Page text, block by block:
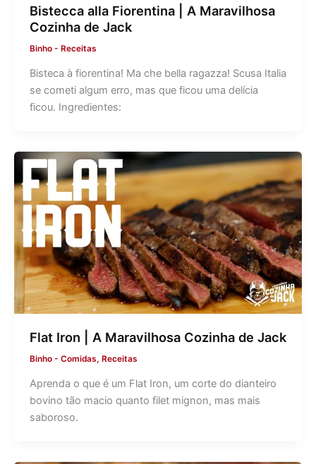
Bistecca alla Fiorentina | A Maravilhosa
Cozinha de Jack
Binho - Receitas
Bisteca à fiorentina! Ma che bella ragazza! Scusa Italia
se cometi algum erro, mas que ficou uma delícia
ficou. Ingredientes:
Flat Iron | A Maravilhosa Cozinha de Jack
Binho - Comidas, Receitas
Aprenda o que é um Flat Iron, um corte do dianteiro
bovino tão macio quanto filet mignon, mas mais
saboroso.